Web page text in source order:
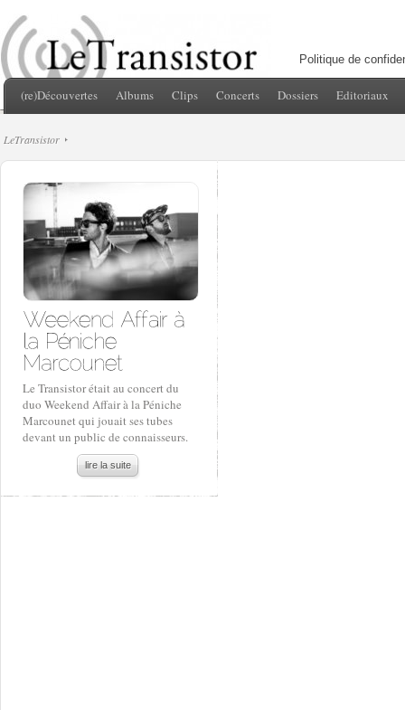
Politique de
(re)Découvertes Albums Clips Concerts Dossiers Editoriaux
LeTransistor
Le Transistor était au concert du
duo Weekend Affair à la Péniche
Marcounet qui jouait ses tubes
devant un public de connaisseurs.
lire la suite